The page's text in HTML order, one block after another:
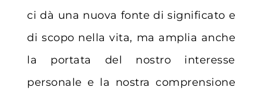
ci dà una nuova fonte di significato e
di scopo nella vita, ma amplia anche
la portata del nostro interesse
personale e la nostra comprensione